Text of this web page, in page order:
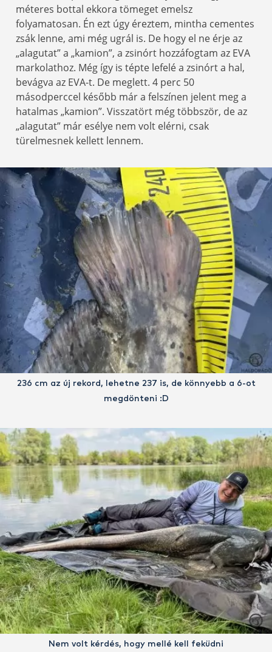
méteres bottal ekkora tömeget emelsz
folyamatosan. Én ezt úgy éreztem, mintha cementes
zsák lenne, ami még ugrál is. De hogy el ne érje az
„alagutat” a „kamion”, a zsinórt hozzáfogtam az EVA
markolathoz. Még így is tépte lefelé a zsinórt a hal,
bevágva az EVA-t. De meglett. 4 perc 50
másodperccel később már a felszínen jelent meg a
hatalmas „kamion”. Visszatört még többször, de az
„alagutat” már esélye nem volt elérni, csak
türelmesnek kellett lennem.
236 cm az új rekord, lehetne 237 is, de könnyebb a 6-ot
megdönteni :D
Nem volt kérdés, hogy mellé kell feküdni